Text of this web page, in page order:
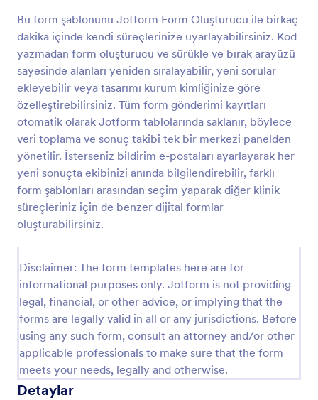
Bu form şablonunu Jotform Form Oluşturucu ile birkaç
dakika içinde kendi süreçlerinize uyarlayabilirsiniz. Kod
yazmadan form oluşturucu ve sürükle ve bırak arayüzü
sayesinde alanları yeniden sıralayabilir, yeni sorular
ekleyebilir veya tasarımı kurum kimliğinize göre
özelleştirebilirsiniz. Tüm form gönderimi kayıtları
otomatik olarak Jotform tablolarında saklanır, böylece
veri toplama ve sonuç takibi tek bir merkezi panelden
yönetilir. İsterseniz bildirim e-postaları ayarlayarak her
yeni sonuçta ekibinizi anında bilgilendirebilir, farklı
form şablonları arasından seçim yaparak diğer klinik
süreçleriniz için de benzer dijital formlar
oluşturabilirsiniz.
Disclaimer: The form templates here are for
informational purposes only. Jotform is not providing
legal, financial, or other advice, or implying that the
forms are legally valid in all or any jurisdictions. Before
using any such form, consult an attorney and/or other
applicable professionals to make sure that the form
meets your needs, legally and otherwise.
Detaylar
Engelli Durum Değerlendirme Formu
Engelli Durum Değerlendirme Formu, kurumların
engellilik değerlendirmesi için veri toplama sürecini
dijitalleştirmesine ve başvuru sahiplerini daha hızlı
yönlendirmesine yardımcı olur.
Go to Category:
Değerlendirme Formları
Şablon Kullan